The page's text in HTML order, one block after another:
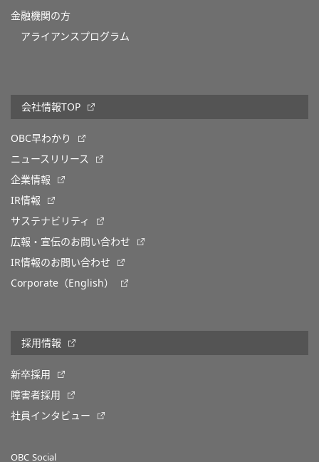
金融機関の方
アライアンスプログラム
会社情報TOP
OBC早わかり
ニュースリリース
企業情報
IR情報
サステナビリティ
広報・宣伝のお問い合わせ
IR情報のお問い合わせ
Corporate（English）
採用情報
新卒採用
障害者採用
社員インタビュー
OBC Social